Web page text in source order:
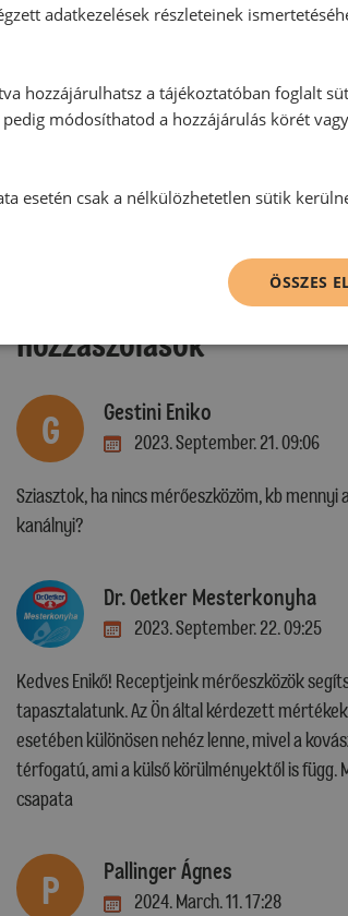
Hozzászólások
G Gestini Eniko
2023. September. 21. 09:06
Sziasztok, ha nincs mérőeszközöm, kb
kanálnyi?
Dr. Oetker Mesterkonyha
2023. September. 22. 09:25
Kedves Enikő! Receptjeink mérőeszközök
tapasztalatunk. Az Ön által kérdezett
esetében különösen nehéz lenne, mivel a
térfogatú, ami a külső körülményektől is függ.
csapata
P Pallinger Ágnes
2024. March. 11. 17:28
adatkezelések részleteinek
hozzájárulhatsz a tájékoztatóban foglalt
módosíthatod a hozzájárulás körét
esetén csak a nélkülözhetetlen sütik
ÖSSZES